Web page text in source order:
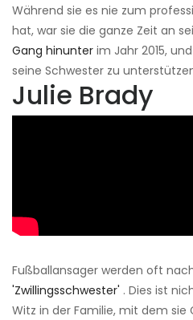
Während sie es nie zum
hat, war sie die ganze Zeit an
Gang hinunter im Jahr 2015,
seine Schwester zu
Julie Brady
Fußballansager werden oft
'Zwillingsschwester' . Dies ist
Witz in der Familie, mit dem sie